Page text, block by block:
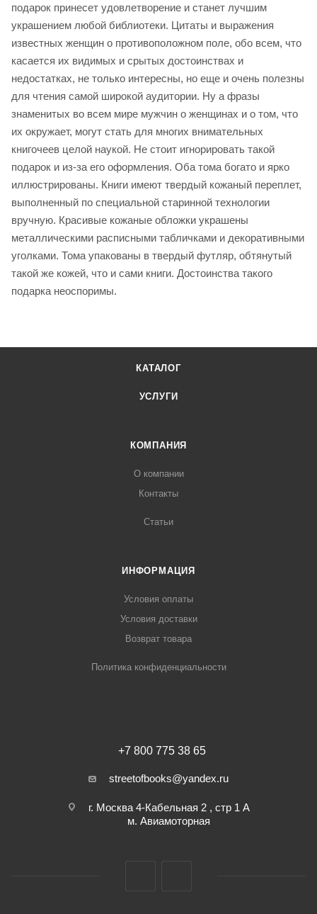
подарок принесет удовлетворение и станет лучшим
украшением любой библиотеки. Цитаты и выражения
известных женщин о противоположном поле, обо всем, что
касается их видимых и срытых достоинствах и
недостатках, не только интересны, но еще и очень полезны
для чтения самой широкой аудитории. Ну а фразы
знаменитых во всем мире мужчин о женщинах и о том, что
их окружает, могут стать для многих внимательных
книгочеев целой наукой. Не стоит игнорировать такой
подарок и из-за его оформления. Оба тома богато и ярко
иллюстрированы. Книги имеют твердый кожаный переплет,
выполненный по специальной старинной технологии
вручную. Красивые кожаные обложки украшены
металлическими расписными табличками и декоративными
уголками. Тома упакованы в твердый футляр, обтянутый
такой же кожей, что и сами книги. Достоинства такого
подарка неоспоримы.
КАТАЛОГ
УСЛУГИ
КОМПАНИЯ
О компании
Контакты
Статьи
ИНФОРМАЦИЯ
Условия оплаты
Условия доставки
Возврат товара
Политика конфиденциальности
+7 800 775 38 65
streetofbooks@yandex.ru
г. Москва 4-Кабельная 2 , стр 1 А
м. Авиамоторная